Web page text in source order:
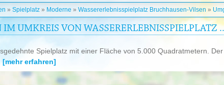
» Spielplatz » Moderne » Wassererlebnisspielplatz Bruchhausen-Vilsen »
UMKREIS VON WASSERERLEBNISSPIELPLATZ
Spielplatz mit einer Fläche von 5.000 Quadratmetern.
[mehr erfahren]